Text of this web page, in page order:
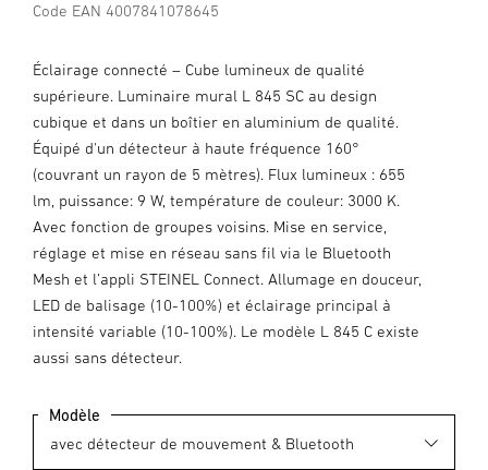
Code EAN 4007841078645
Éclairage connecté – Cube lumineux de qualité
supérieure. Luminaire mural L 845 SC au design
cubique et dans un boîtier en aluminium de qualité.
Équipé d'un détecteur à haute fréquence 160°
(couvrant un rayon de 5 mètres). Flux lumineux : 655
lm, puissance: 9 W, température de couleur: 3000 K.
Avec fonction de groupes voisins. Mise en service,
réglage et mise en réseau sans fil via le Bluetooth
Mesh et l’appli STEINEL Connect. Allumage en douceur,
LED de balisage (10-100%) et éclairage principal à
intensité variable (10-100%). Le modèle L 845 C existe
aussi sans détecteur.
Modèle